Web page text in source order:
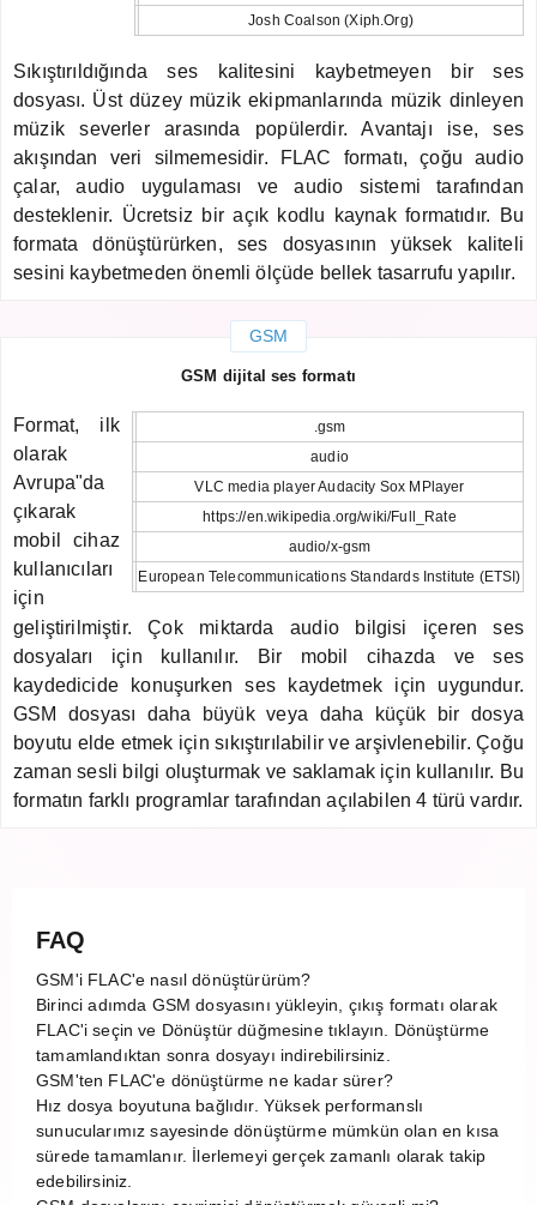
Josh Coalson (Xiph.Org)
Sıkıştırıldığında ses kalitesini kaybetmeyen bir ses
dosyası. Üst düzey müzik ekipmanlarında müzik dinleyen
müzik severler arasında popülerdir. Avantajı ise, ses
akışından veri silmemesidir. FLAC formatı, çoğu audio
çalar, audio uygulaması ve audio sistemi tarafından
desteklenir. Ücretsiz bir açık kodlu kaynak formatıdır. Bu
formata dönüştürürken, ses dosyasının yüksek kaliteli
sesini kaybetmeden önemli ölçüde bellek tasarrufu yapılır.
GSM
GSM dijital ses formatı
.gsm
audio
VLC media player Audacity Sox MPlayer
https://en.wikipedia.org/wiki/Full_Rate
audio/x-gsm
European Telecommunications Standards Institute (ETSI)
Format, ilk
olarak
Avrupa"da
çıkarak
mobil cihaz
kullanıcıları
için
geliştirilmiştir. Çok miktarda audio bilgisi içeren ses
dosyaları için kullanılır. Bir mobil cihazda ve ses
kaydedicide konuşurken ses kaydetmek için uygundur.
GSM dosyası daha büyük veya daha küçük bir dosya
boyutu elde etmek için sıkıştırılabilir ve arşivlenebilir. Çoğu
zaman sesli bilgi oluşturmak ve saklamak için kullanılır. Bu
formatın farklı programlar tarafından açılabilen 4 türü vardır.
FAQ
GSM'i FLAC'e nasıl dönüştürürüm?
Birinci adımda GSM dosyasını yükleyin, çıkış formatı olarak
FLAC'i seçin ve Dönüştür düğmesine tıklayın. Dönüştürme
tamamlandıktan sonra dosyayı indirebilirsiniz.
GSM'ten FLAC'e dönüştürme ne kadar sürer?
Hız dosya boyutuna bağlıdır. Yüksek performanslı
sunucularımız sayesinde dönüştürme mümkün olan en kısa
sürede tamamlanır. İlerlemeyi gerçek zamanlı olarak takip
edebilirsiniz.